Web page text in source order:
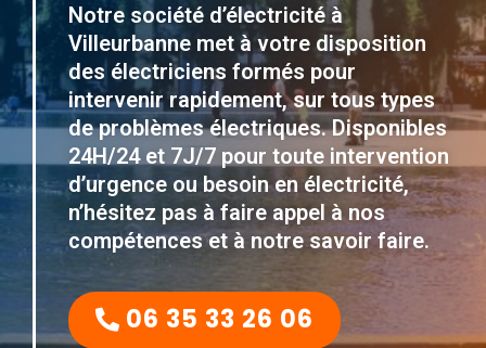
Notre société d’électricité à
Villeurbanne met à votre disposition
des électriciens formés pour
intervenir rapidement, sur tous types
de problèmes électriques. Disponibles
24H/24 et 7J/7 pour toute intervention
d’urgence ou besoin en électricité,
n’hésitez pas à faire appel à nos
compétences et à notre savoir faire.
06 35 33 26 06